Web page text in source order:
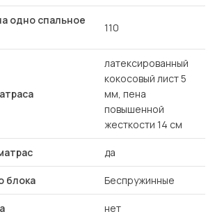
одно спальное
110
латексированный
кокосовый лист 5
мм, пена
повышенной
жесткости 14 см
да
блока Беспружинные
нет